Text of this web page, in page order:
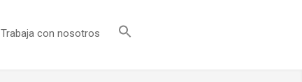
Trabaja con nosotros